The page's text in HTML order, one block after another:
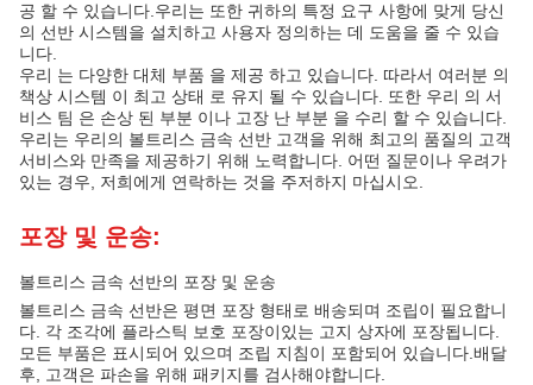
공 할 수 있습니다.우리는 또한 귀하의 특정 요구 사항에 맞게 당신
의 선반 시스템을 설치하고 사용자 정의하는 데 도움을 줄 수 있습
니다.
우리 는 다양한 대체 부품 을 제공 하고 있습니다. 따라서 여러분 의
책상 시스템 이 최고 상태 로 유지 될 수 있습니다. 또한 우리 의 서
비스 팀 은 손상 된 부분 이나 고장 난 부분 을 수리 할 수 있습니다.
우리는 우리의 볼트리스 금속 선반 고객을 위해 최고의 품질의 고객
서비스와 만족을 제공하기 위해 노력합니다. 어떤 질문이나 우려가
있는 경우, 저희에게 연락하는 것을 주저하지 마십시오.
포장 및 운송:
볼트리스 금속 선반의 포장 및 운송
볼트리스 금속 선반은 평면 포장 형태로 배송되며 조립이 필요합니
다. 각 조각에 플라스틱 보호 포장이있는 고지 상자에 포장됩니다.
모든 부품은 표시되어 있으며 조립 지침이 포함되어 있습니다.배달
후, 고객은 파손을 위해 패키지를 검사해야합니다.